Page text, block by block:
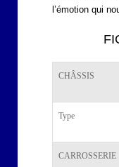
l’émotion qui
CHÂSSIS
Type
CARROSSERIE